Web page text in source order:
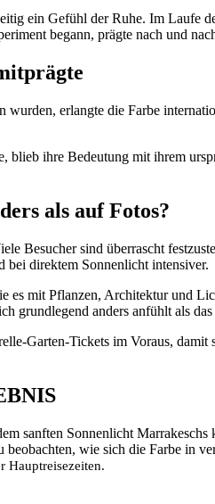
ein Gefühl der Ruhe. Im Laufe
begann, prägte nach und
wurden, erlangte die Farbe
ihre Bedeutung mit ihrem
als auf Fotos?
Besucher sind überrascht
bei direktem Sonnenlicht intensiver.
mit Pflanzen, Architektur und
grundlegend anders anfühlt als
Garten-Tickets im Voraus,
sanften Sonnenlicht Marrakeschs
wie sich die Farbe in
Hauptreisezeiten.